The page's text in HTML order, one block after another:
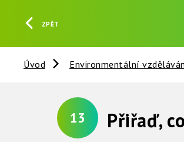
ZPĚT
Úvod Environmentální
13 Přiřaď,